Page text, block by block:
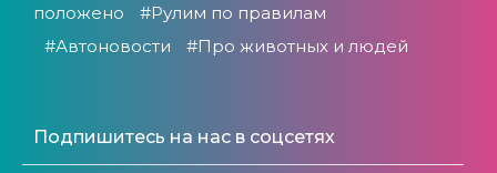
положено
#Рулим по правилам
#Автоновости
#Про животных и людей
Подпишитесь на нас в соцсетях